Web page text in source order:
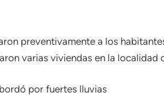
preventivamente a los
varias viviendas en la localidad